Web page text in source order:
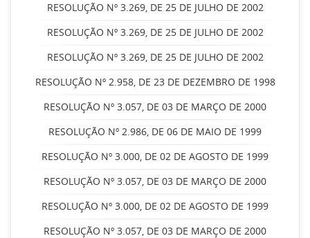
RESOLUÇÃO Nº 3.269, DE 25 DE JULHO DE 2002
RESOLUÇÃO Nº 3.269, DE 25 DE JULHO DE 2002
RESOLUÇÃO Nº 3.269, DE 25 DE JULHO DE 2002
RESOLUÇÃO Nº 2.958, DE 23 DE DEZEMBRO DE 1998
RESOLUÇÃO Nº 3.057, DE 03 DE MARÇO DE 2000
RESOLUÇÃO Nº 2.986, DE 06 DE MAIO DE 1999
RESOLUÇÃO Nº 3.000, DE 02 DE AGOSTO DE 1999
RESOLUÇÃO Nº 3.057, DE 03 DE MARÇO DE 2000
RESOLUÇÃO Nº 3.000, DE 02 DE AGOSTO DE 1999
RESOLUÇÃO Nº 3.057, DE 03 DE MARÇO DE 2000